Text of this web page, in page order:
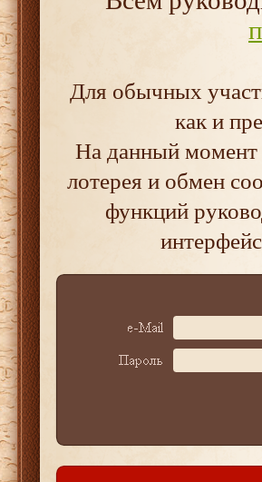
Для обычных
как и
На данный момент
лотерея и обмен
функций